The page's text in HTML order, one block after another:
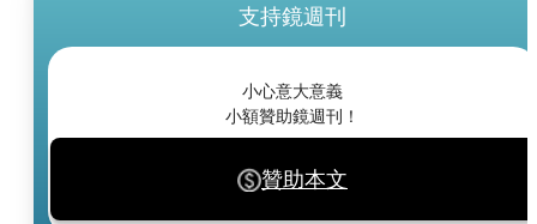
支持鏡週刊
小心意大意義
小額贊助鏡週刊！
贊助本文